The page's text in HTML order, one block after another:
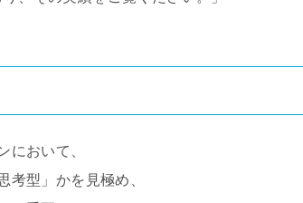
において、
考型」かを見極め、